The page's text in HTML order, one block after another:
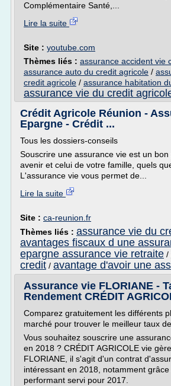
Complémentaire Santé,...
Lire la suite
Site : youtube.com
Thèmes liés : assurance accident vie
assurance auto du credit agricole /
credit agricole / assurance habitation
assurance vie du credit
Crédit Agricole Réunion -
Epargne - Crédit ...
Tous les dossiers-conseils
Souscrire une assurance vie est un
avenir et celui de votre famille, quels
L'assurance vie vous permet de...
Lire la suite
Site : ca-reunion.fr
Thèmes liés : assurance vie du
avantages fiscaux d une
epargne assurance vie retraite /
credit / avantage d'avoir une
Assurance vie FLORIANE -
Rendement CRÉDIT
Comparez gratuitement les différents
marché pour trouver le meilleur taux
Vous souhaitez souscrire une
en 2018 ? CRÉDIT AGRICOLE vie
FLORIANE, il s'agit d'un contrat
intéressant en 2018, notamment
performant servi pour 2017.